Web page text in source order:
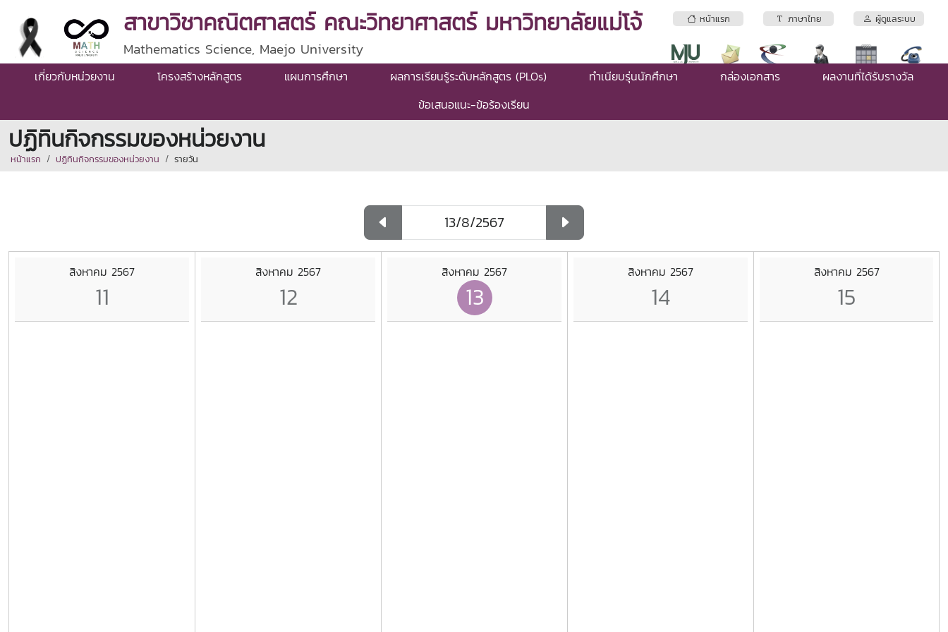
หน้าแรก ภาษาไทย ผู้ดูแลระบบ
สาขาวิชาคณิตศาสตร์ คณะวิทยาศาสตร์ มหาวิทยาลัยแม่โจ้
Mathematics Science, Maejo University
เกี่ยวกับหน่วยงาน โครงสร้างหลักสูตร แผนการศึกษา ผลการเรียนรู้ระดับหลักสูตร (PLOs) ทำเนียบรุ่นนักศึกษา กล่องเอกสาร
ผลงานที่ได้รับรางวัล
ข้อเสนอแนะ-ข้อร้องเรียน
ปฏิทินกิจกรรมของหน่วยงาน
หน้าแรก ปฏิทินกิจกรรมของหน่วยงาน รายวัน
สิงหาคม 2567
11
สิงหาคม 2567
12
สิงหาคม 2567
13
สิงหาคม 2567
14
สิงหาคม 2567
15